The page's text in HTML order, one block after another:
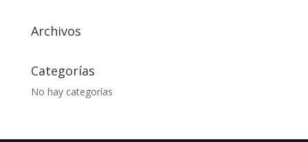
Archivos
Categorías
No hay categorías